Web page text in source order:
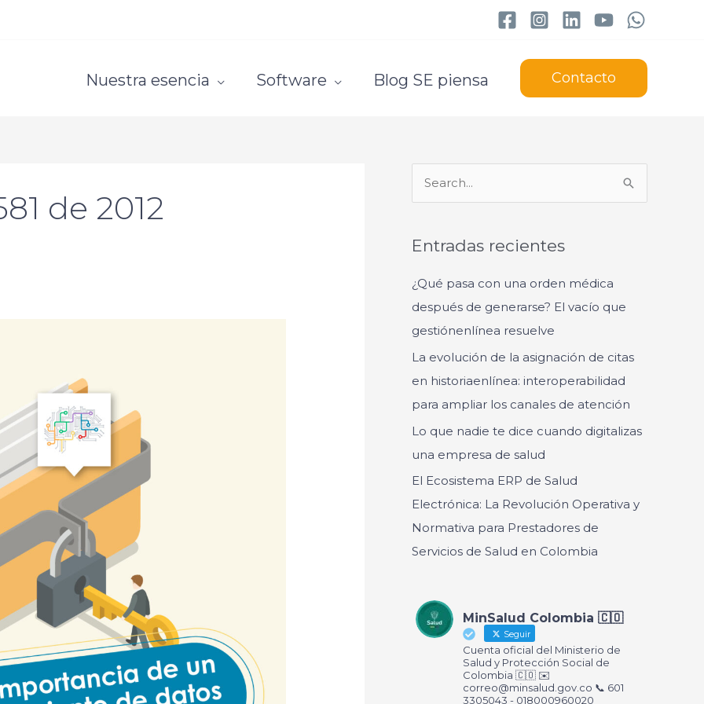
Nuestra esencia Software Blog SE piensa Contacto
de 2012
c
a
r
p
o
Entradas recientes
¿Qué pasa con una orden médica
después de generarse? El vacío que
gestiónenlínea resuelve
La evolución de la asignación de citas
en historiaenlínea: interoperabilidad
para ampliar los canales de atención
Lo que nadie te dice cuando digitalizas
una empresa de salud
El Ecosistema ERP de Salud
Electrónica: La Revolución Operativa y
Normativa para Prestadores de
Servicios de Salud en Colombia
MinSalud Colombia 🇨🇴
Seguir
Cuenta oficial del Ministerio de
Salud y Protección Social de
Colombia 🇨🇴 ✉️
correo@minsalud.gov.co 📞 601
3305043 - 018000960020